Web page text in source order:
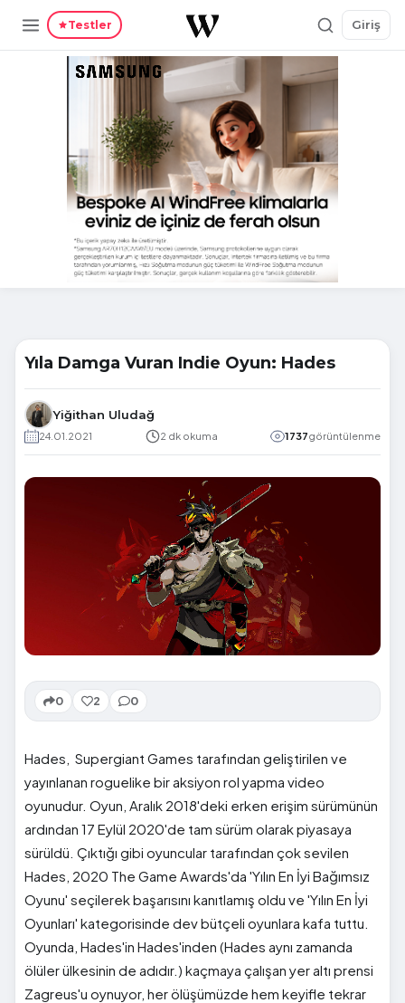
Testler Giriş
Yıla Damga Vuran Indie Oyun: Hades
Yiğithan Uludağ
24.01.2021 2 dk okuma 1737görüntülenme
0 2 0
Hades, Supergiant Games tarafından geliştirilen ve
yayınlanan roguelike bir aksiyon rol yapma video
oyunudur. Oyun, Aralık 2018'deki erken erişim sürümünün
ardından 17 Eylül 2020'de tam sürüm olarak piyasaya
sürüldü. Çıktığı gibi oyuncular tarafından çok sevilen
Hades, 2020 The Game Awards'da 'Yılın En İyi Bağımsız
Oyunu' seçilerek başarısını kanıtlamış oldu ve 'Yılın En İyi
Oyunları' kategorisinde dev bütçeli oyunlara kafa tuttu.
Oyunda, Hades'in Hades'inden (Hades aynı zamanda
ölüler ülkesinin de adıdır.) kaçmaya çalışan yer altı prensi
Zagreus'u oynuyor, her ölüşümüzde hem keyifle tekrar